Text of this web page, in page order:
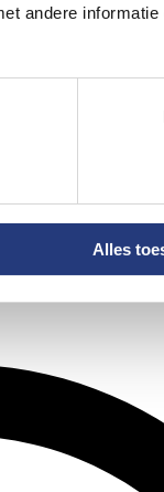
andere informatie
Alles